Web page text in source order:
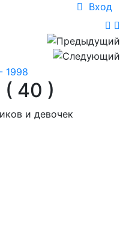
Вход
( 40 )
и девочек